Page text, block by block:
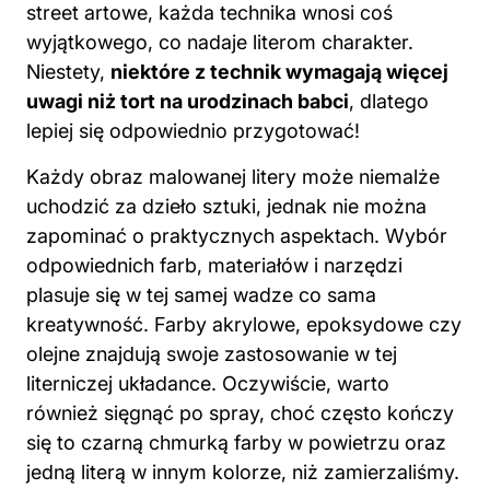
street artowe, każda technika wnosi coś
wyjątkowego, co nadaje literom charakter.
Niestety, niektóre z technik wymagają więcej
uwagi niż tort na urodzinach babci, dlatego
lepiej się odpowiednio przygotować!
Każdy obraz malowanej litery może niemalże
uchodzić za dzieło sztuki, jednak nie można
zapominać o praktycznych aspektach. Wybór
odpowiednich farb, materiałów i narzędzi
plasuje się w tej samej wadze co sama
kreatywność. Farby akrylowe, epoksydowe czy
olejne znajdują swoje zastosowanie w tej
literniczej układance. Oczywiście, warto
również sięgnąć po spray, choć często kończy
się to czarną chmurką farby w powietrzu oraz
jedną literą w innym kolorze, niż zamierzaliśmy.